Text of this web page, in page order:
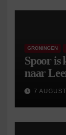
GRONINGEN
Spoor is
naar
7